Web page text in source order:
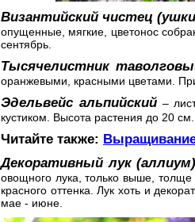
Византийский чистец
опущенные, мягкие, цветонос
сентябрь.
Тысячелистник
оранжевыми, красными цветами.
Эдельвейс альпийский–
кустиком. Высота растения до 20
Читайте также:
Декоративный лук
овощного лука, только выше, толще
красного оттенка. Лук хоть и
мае - июне.